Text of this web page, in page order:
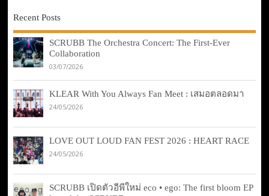
Recent Posts
SCRUBB The Orchestra Concert: The First-Ever
Collaboration
03/07/2026
KLEAR With You Always Fan Meet : เสมอตลอดมา
24/05/2026
LOVE OUT LOUD FAN FEST 2026 : HEART RACE
24/05/2026
SCRUBB เปิดตัวอีพีใหม่ eco • ego: The first bloom EP